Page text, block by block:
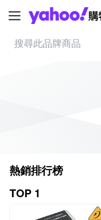
熱銷排行榜
TOP 1